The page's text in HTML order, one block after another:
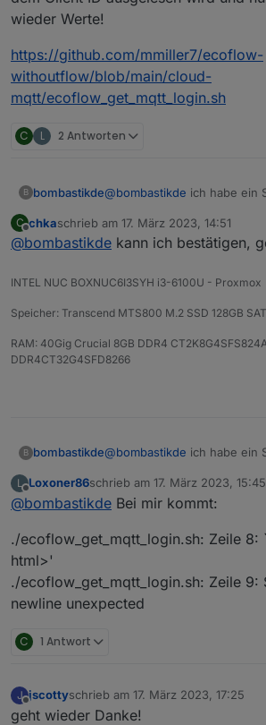
wieder Werte!
https://github.com/mmiller7/ecoflow-
withoutflow/blob/main/cloud-
mqtt/ecoflow_get_mqtt_login.sh
C L 2 Antworten
B bombastikde@bombastikde ich habe ein
kommen auch wieder Werte!
https://github.com/mmiller7/
withoutflow/blob/main/
C
Offline
chkaschrieb am 17. März 2023, 14:51
zuletzt editiert von
@bombastikde kann ich bestätigen,
INTEL NUC BOXNUC6I3SYH i3-6100U - Proxmox
Speicher: Transcend MTS800 M.2 SSD 128GB
RAM: 40Gig Crucial 8GB DDR4
DDR4CT32G4SFD8266
B bombastikde@bombastikde ich habe ein
kommen auch wieder Werte!
https://github.com/mmiller7/
withoutflow/blob/main/cloud-
L
Offline
Loxoner86schrieb am 17. März 2023, 15:45
zuletzt editiert von Loxoner86
@bombastikde Bei mir kommt:
./ecoflow_get_mqtt_login.sh: Zeile 8:
html>'
./ecoflow_get_mqtt_login.sh: Zeile 9:
newline unexpected
C 1 Antwort
J
Offline
jscottyschrieb am 17. März 2023, 17:25
zuletzt editiert von
geht wieder Danke!